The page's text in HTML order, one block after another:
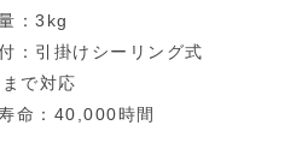
：3kg
：引掛けシーリング式
で対応
命：40,000時間